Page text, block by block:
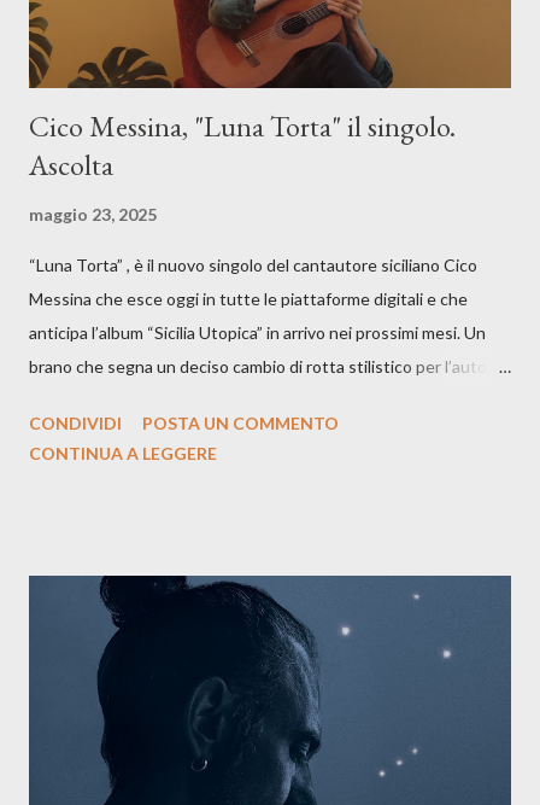
Cico Messina, "Luna Torta" il singolo.
Ascolta
maggio 23, 2025
“Luna Torta” , è il nuovo singolo del cantautore siciliano Cico
Messina che esce oggi in tutte le piattaforme digitali e che
anticipa l’album “Sicilia Utopica” in arrivo nei prossimi mesi. Un
brano che segna un deciso cambio di rotta stilistico per l’autore
testo ibrido tra italiano e siciliano, e un’urgenza espressiva che
La canzone racconta la difficoltà di creare, e perfino di esistere,
sotto il peso della realtà. Ma lo fa cercando una via d’uscita, una
forma di assoluzione, nel vivere e nel suonare, nel trovare respiro
anche quando l’aria sembra farsi più densa. Il brano è anche una
dichiarazione d’intenti: Cico Messina apre il suo nuovo percorso
artistico con una composizi...
CONDIVIDI
POSTA UN COMMENTO
CONTINUA A LEGGERE